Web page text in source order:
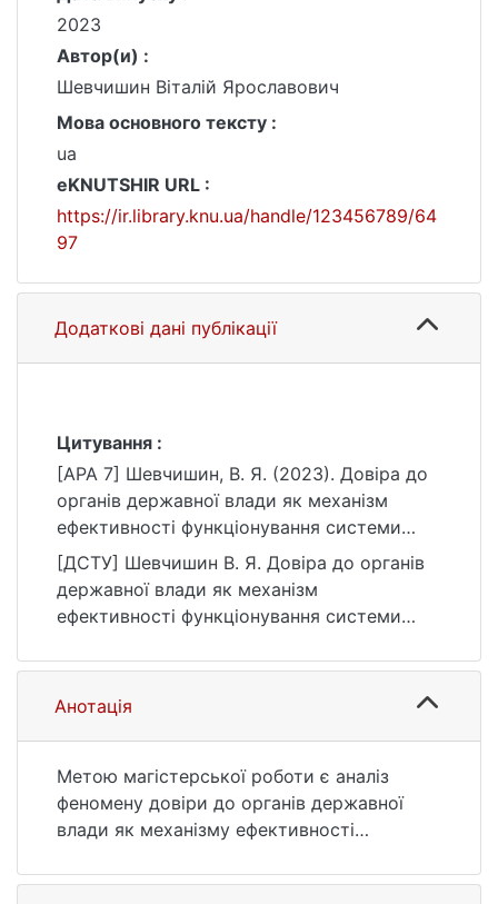
2023
Автор(и) :
Шевчишин Віталій Ярославович
Мова основного тексту :
ua
eKNUTSHIR URL :
https://ir.library.knu.ua/handle/123456789/64
97
Додаткові дані публікації
Цитування :
[APA 7] Шевчишин, В. Я. (2023). Довіра до
органів державної влади як механізм
ефективності функціонування системи
державного управління [Магістерська
робота, Київський національний
університет імені Тараса Шевченка].
https://ir.library.knu.ua/handle/123456789/64
[ДСТУ] Шевчишин В. Я. Довіра до органів
державної влади як механізм
ефективності функціонування системи
робота магістра : 28 Публічне управління
та адміністрування. Київ, 2023. 74 с. URL:
https://ir.library.knu.ua/handle/123456789/64
Анотація
Метою магістерської роботи є аналіз
феномену довіри до органів державної
влади як механізму ефективності
управління.